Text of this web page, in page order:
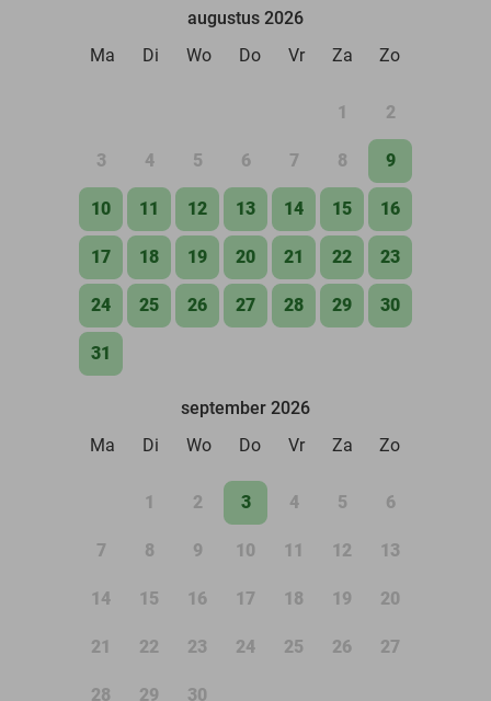
augustus 2026
Ma
Di Wo Do Vr Za Zo
1 2
3 4 5 6 7 8 9
10 11 12 13 14 15 16
17 18 19 20 21 22 23
24 25 26 27 28 29 30
31
september 2026
Ma
Di Wo Do Vr Za Zo
1 2 3 4 5 6
7 8 9 10 11 12 13
14 15 16 17 18 19 20
21 22 23 24 25 26 27
28 29 30